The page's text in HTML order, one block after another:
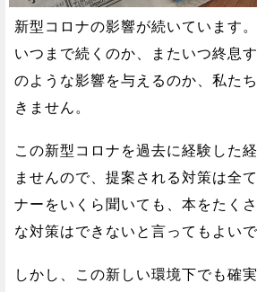
新型コロナの影響が続いています
いつまで続くのか、またいつ終息
のような影響を与えるのか、私た
きません。
この新型コロナを過去に経験した
ませんので、提案される対策は全
ナーをいくら聞いても、本をたく
な対策はできないと言ってもよいで
しかし、この新しい環境下でも確